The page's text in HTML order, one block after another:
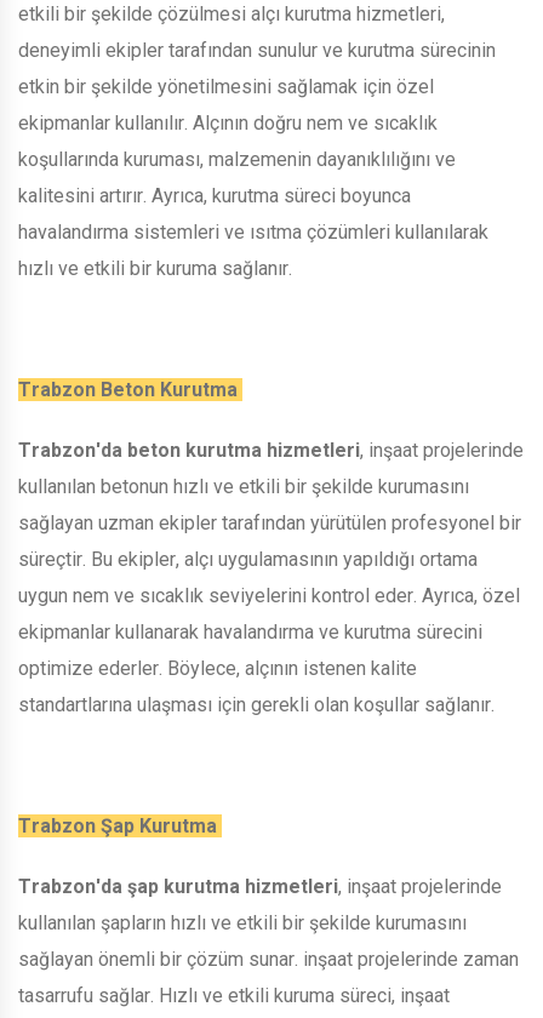
etkili bir şekilde çözülmesi alçı kurutma hizmetleri,
deneyimli ekipler tarafından sunulur ve kurutma sürecinin
etkin bir şekilde yönetilmesini sağlamak için özel
ekipmanlar kullanılır. Alçının doğru nem ve sıcaklık
koşullarında kuruması, malzemenin dayanıklılığını ve
kalitesini artırır. Ayrıca, kurutma süreci boyunca
havalandırma sistemleri ve ısıtma çözümleri kullanılarak
hızlı ve etkili bir kuruma sağlanır.
Trabzon Beton Kurutma
Trabzon'da beton kurutma hizmetleri, inşaat projelerinde
kullanılan betonun hızlı ve etkili bir şekilde kurumasını
sağlayan uzman ekipler tarafından yürütülen profesyonel bir
süreçtir. Bu ekipler, alçı uygulamasının yapıldığı ortama
uygun nem ve sıcaklık seviyelerini kontrol eder. Ayrıca, özel
ekipmanlar kullanarak havalandırma ve kurutma sürecini
optimize ederler. Böylece, alçının istenen kalite
standartlarına ulaşması için gerekli olan koşullar sağlanır.
Trabzon Şap Kurutma
Trabzon'da şap kurutma hizmetleri, inşaat projelerinde
kullanılan şapların hızlı ve etkili bir şekilde kurumasını
sağlayan önemli bir çözüm sunar. inşaat projelerinde zaman
tasarrufu sağlar. Hızlı ve etkili kuruma süreci, inşaat